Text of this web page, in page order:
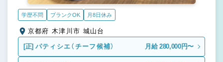
学歴不問 ブランクOK 月8日休み
京都府 木津川市 城山台
[正] パティシエ（チーフ候補） 月給 280,000円〜